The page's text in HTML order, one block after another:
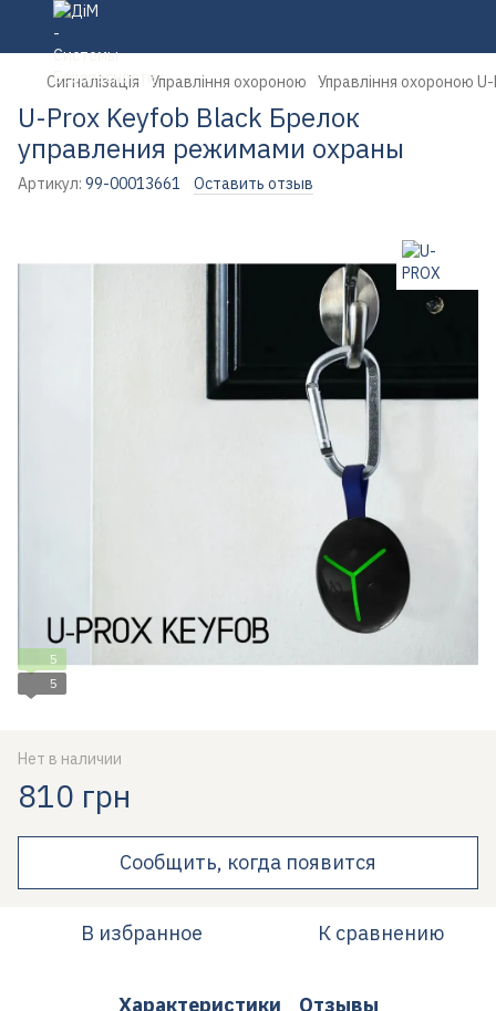
Сигналізація Управління охороною Управління охороною U-
U-Prox Keyfob Black Брелок
управления режимами охраны
Артикул: 99-00013661 Оставить отзыв
5
5
Нет в наличии
810 грн
Сообщить, когда появится
В избранное К сравнению
Характеристики Отзывы